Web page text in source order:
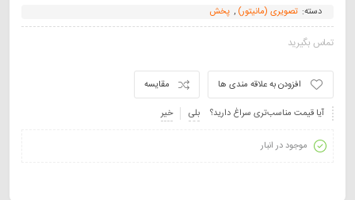
دسته: تصویری (مانیتور) , پخش
تماس بگیرید
مقایسه
افزودن به علاقه مندی ها
آیا قیمت مناسب‌تری سراغ دارید؟
بلی خیر
موجود در انبار